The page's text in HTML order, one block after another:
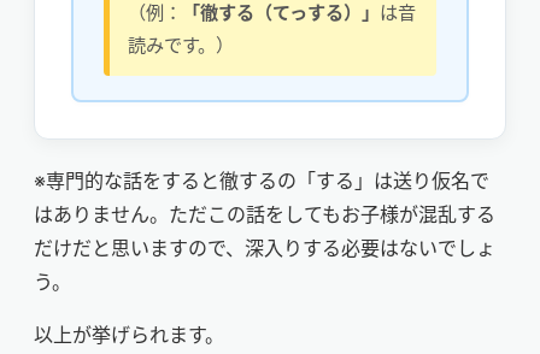
（例：
「徹する（てっする）」 は音
読みです。）
※専門的な話をすると徹するの「する」は送り仮名で
はありません。ただこの話をしてもお子様が混乱する
だけだと思いますので、深入りする必要はないでしょ
う。
以上が挙げられます。